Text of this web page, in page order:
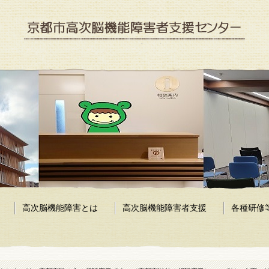
京都市高次脳機能障害者支援センター
高次脳機能障害とは 高次脳機能障害者支援 各種研修